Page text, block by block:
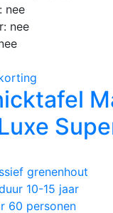
nee
nee
grenenhout
10-15 jaar
60 personen